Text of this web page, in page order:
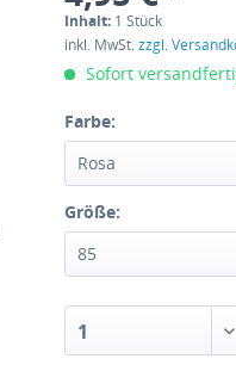
Inhalt: 1 Stück
inkl. MwSt.zzgl.
Sofort
Farbe:
Rosa
Größe:
85
1